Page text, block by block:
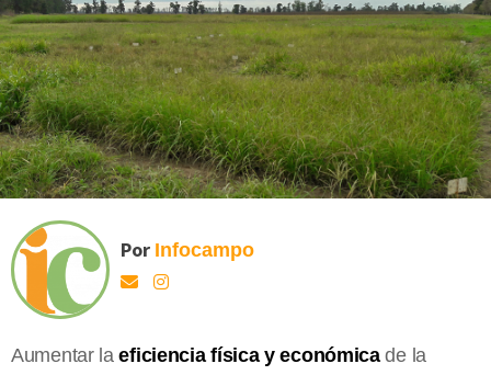
Por Infocampo
Aumentar laeficiencia física y económicade la